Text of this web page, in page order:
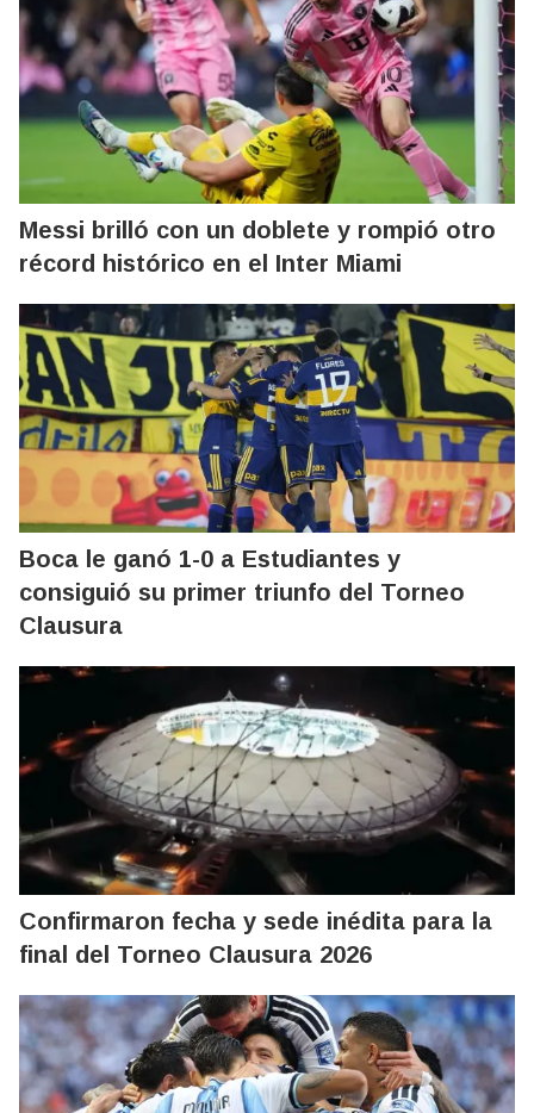
Messi brilló con un doblete y rompió otro
récord histórico en el Inter Miami
Boca le ganó 1-0 a Estudiantes y
consiguió su primer triunfo del Torneo
Clausura
Confirmaron fecha y sede inédita para la
final del Torneo Clausura 2026